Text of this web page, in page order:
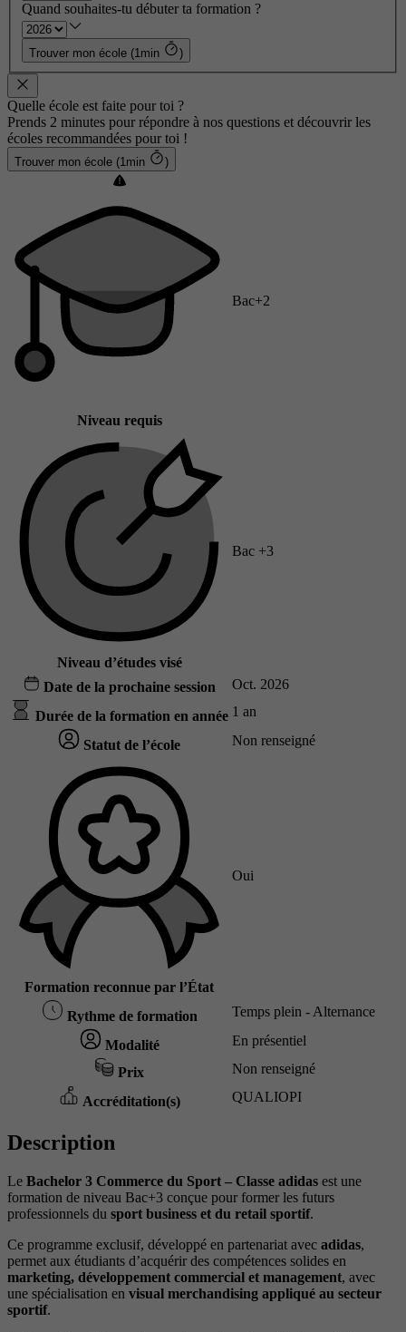
Quand souhaites-tu débuter ta formation ?
Trouver mon école (1min )
Quelle école est faite pour toi ?
Prends 2 minutes pour répondre à nos questions et découvrir les
écoles recommandées pour toi !
Trouver mon école (1min )
Niveau requis
Bac+2
Niveau d’études visé
Bac +3
Date de la prochaine session Oct. 2026
Durée de la formation en année 1 an
Statut de l’école Non renseigné
Formation reconnue par l’État
Oui
Rythme de formation Temps plein - Alternance
Modalité En présentiel
Prix Non renseigné
Accréditation(s) QUALIOPI
Description
Le Bachelor 3 Commerce du Sport – Classe adidas est une
formation de niveau Bac+3 conçue pour former les futurs
professionnels du sport business et du retail sportif.
Ce programme exclusif, développé en partenariat avec adidas,
permet aux étudiants d’acquérir des compétences solides en
marketing, développement commercial et management, avec
une spécialisation en visual merchandising appliqué au secteur
sportif.